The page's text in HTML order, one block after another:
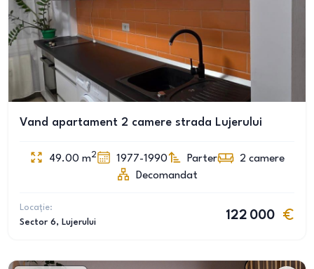
Vand apartament 2 camere strada Lujerului
49.00 m2 1977-1990 Parter 2 camere
Decomandat
Locație:
Sector 6, Lujerului
122 000